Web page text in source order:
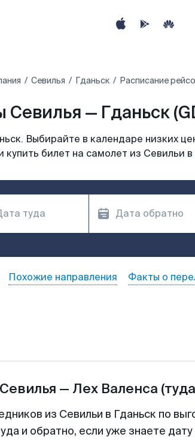
Севилья Гданьск Расписание
— Гданьск
Выбирайте в календаре низких
купить билет на самолет из Севильи
Похожие направления Факты о
Севилья — Лех Валенса
из Севильи в Гданьск по
и обратно, если уже знаете